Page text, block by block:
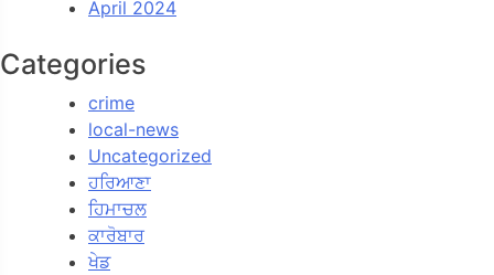
April 2024
Categories
crime
local-news
Uncategorized
ਹਰਿਆਣਾ
ਹਿਮਾਚਲ
ਕਾਰੋਬਾਰ
ਖੇਡ